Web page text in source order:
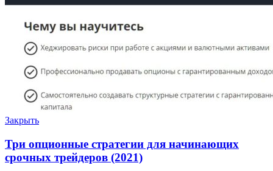
Закрыть
Три опционные стратегии для начинающих
срочных трейдеров (2021)